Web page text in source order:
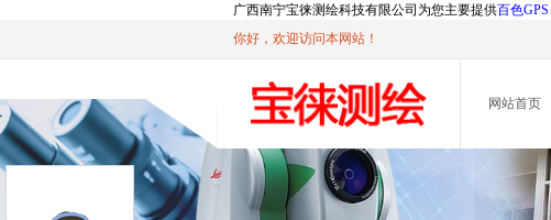
广西南宁宝徕测绘科技有限公司为您主要提供百色GPS
你好，欢迎访问本网站！
网站首页